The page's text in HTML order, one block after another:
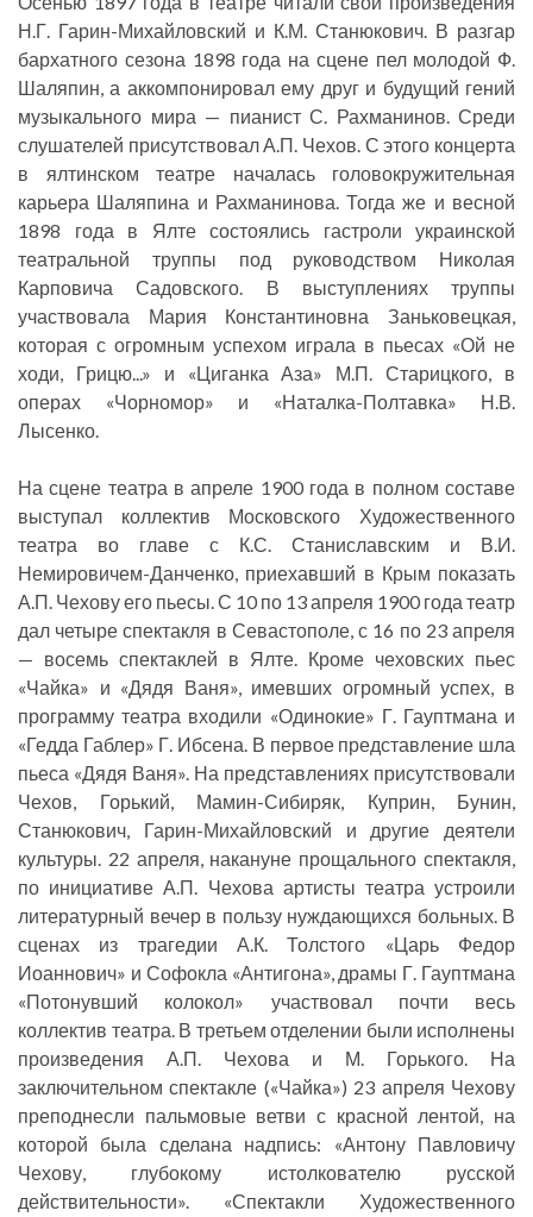
Н.Г. Гарин-Михайловский и К.М. Станюкович. В разгар
бархатного сезона 1898 года на сцене пел молодой Ф.
Шаляпин, а аккомпонировал ему друг и будущий гений
музыкального мира — пианист С. Рахманинов. Среди
слушателей присутствовал А.П. Чехов. С этого концерта
в ялтинском театре началась головокружительная
карьера Шаляпина и Рахманинова. Тогда же и весной
1898 года в Ялте состоялись гастроли украинской
театральной труппы под руководством Николая
Карповича Садовского. В выступлениях труппы
участвовала Мария Константиновна Заньковецкая,
которая с огромным успехом играла в пьесах «Ой не
ходи, Грицю...» и «Циганка Аза» М.П. Старицкого, в
операх «Чорномор» и «Наталка-Полтавка» Н.В.
Лысенко.
На сцене театра в апреле 1900 года в полном составе
выступал коллектив Московского Художественного
театра во главе с К.С. Станиславским и В.И.
Немировичем-Данченко, приехавший в Крым показать
А.П. Чехову его пьесы. С 10 по 13 апреля 1900 года театр
дал четыре спектакля в Севастополе, с 16 по 23 апреля
— восемь спектаклей в Ялте. Кроме чеховских пьес
«Чайка» и «Дядя Ваня», имевших огромный успех, в
программу театра входили «Одинокие» Г. Гауптмана и
«Гедда Габлер» Г. Ибсена. В первое представление шла
пьеса «Дядя Ваня». На представлениях присутствовали
Чехов, Горький, Мамин-Сибиряк, Куприн, Бунин,
Станюкович, Гарин-Михайловский и другие деятели
культуры. 22 апреля, накануне прощального спектакля,
по инициативе А.П. Чехова артисты театра устроили
литературный вечер в пользу нуждающихся больных. В
сценах из трагедии А.К. Толстого «Царь Федор
Иоаннович» и Софокла «Антигона», драмы Г. Гауптмана
«Потонувший колокол» участвовал почти весь
коллектив театра. В третьем отделении были исполнены
произведения А.П. Чехова и М. Горького. На
заключительном спектакле («Чайка») 23 апреля Чехову
преподнесли пальмовые ветви с красной лентой, на
которой была сделана надпись: «Антону Павловичу
Чехову, глубокому истолкователю русской
действительности». «Спектакли Художественного